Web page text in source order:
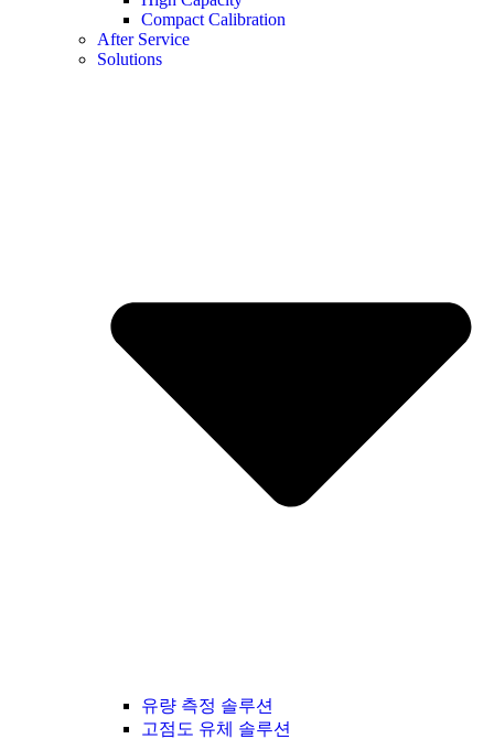
Compact Calibration
After Service
Solutions
유량 측정 솔루션
고점도 유체 솔루션